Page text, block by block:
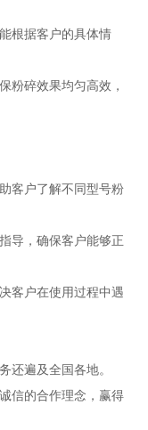
根据客户的具体情
粉碎效果均匀高效，
客户了解不同型号粉
导，确保客户能够正
客户在使用过程中遇
还遍及全国各地。
信的合作理念，赢得